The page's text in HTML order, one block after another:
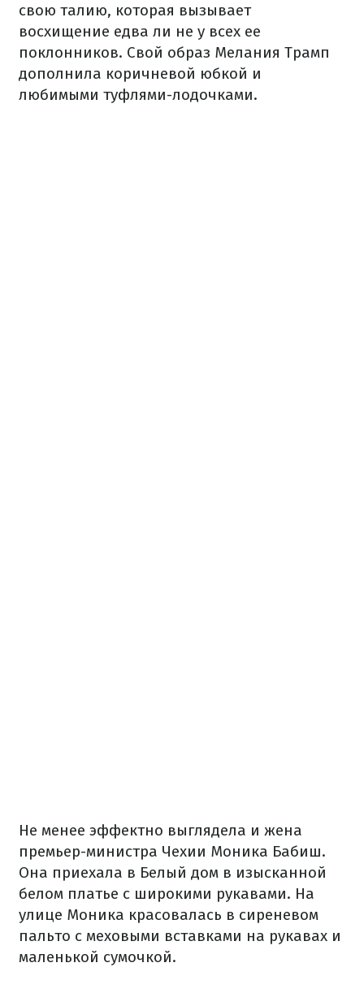
свою талию, которая вызывает
восхищение едва ли не у всех ее
поклонников. Свой образ Мелания Трамп
дополнила коричневой юбкой и
любимыми туфлями-лодочками.
Не менее эффектно выглядела и жена
премьер-министра Чехии Моника Бабиш.
Она приехала в Белый дом в изысканной
белом платье с широкими рукавами. На
улице Моника красовалась в сиреневом
пальто с меховыми вставками на рукавах и
маленькой сумочкой.